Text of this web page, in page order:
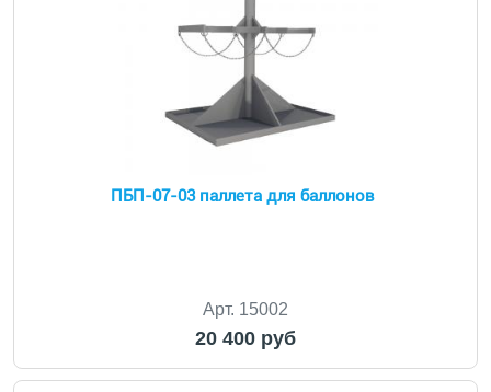
ПБП-07-03 паллета для баллонов
Арт. 15002
20 400 руб